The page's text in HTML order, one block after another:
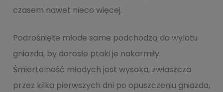
czasem nawet nieco więcej.
Podrośnięte młode same podchodzą do wylotu
gniazda, by dorosłe ptaki je nakarmiły.
Śmiertelność młodych jest wysoka, zwłaszcza
przez kilka pierwszych dni po opuszczeniu gniazda,